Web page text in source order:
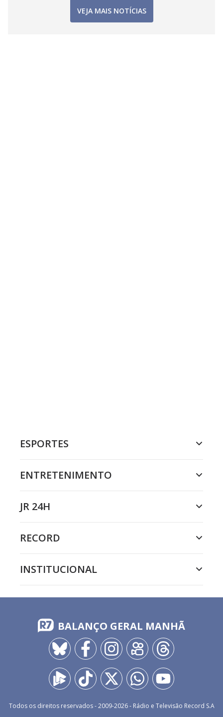
VEJA MAIS NOTÍCIAS
ESPORTES
ENTRETENIMENTO
JR 24H
RECORD
INSTITUCIONAL
BALANÇO GERAL MANHÃ
Todos os direitos reservados - 2009-2026- Rádio e Televisão Record S.A